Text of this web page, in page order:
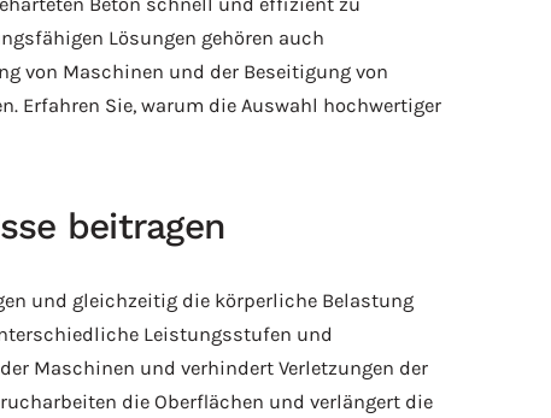
Lösungen gehören auch
von Maschinen und der Beseitigung von
Erfahren Sie, warum die Auswahl hochwertiger
beitragen
und gleichzeitig die körperliche Belastung
Leistungsstufen und
Maschinen und verhindert Verletzungen der
die Oberflächen und verlängert die